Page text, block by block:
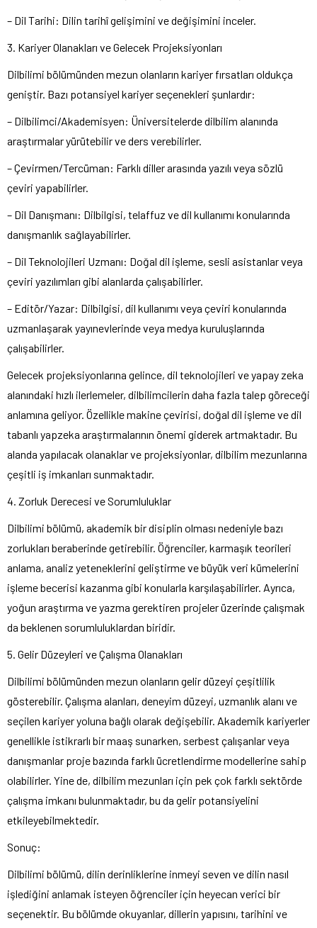
– Dil Tarihi: Dilin tarihî gelişimini ve değişimini inceler.
3. Kariyer Olanakları ve Gelecek Projeksiyonları
Dilbilimi bölümünden mezun olanların kariyer fırsatları oldukça
geniştir. Bazı potansiyel kariyer seçenekleri şunlardır:
– Dilbilimci/Akademisyen: Üniversitelerde dilbilim alanında
araştırmalar yürütebilir ve ders verebilirler.
– Çevirmen/Tercüman: Farklı diller arasında yazılı veya sözlü
çeviri yapabilirler.
– Dil Danışmanı: Dilbilgisi, telaffuz ve dil kullanımı konularında
danışmanlık sağlayabilirler.
– Dil Teknolojileri Uzmanı: Doğal dil işleme, sesli asistanlar veya
çeviri yazılımları gibi alanlarda çalışabilirler.
– Editör/Yazar: Dilbilgisi, dil kullanımı veya çeviri konularında
uzmanlaşarak yayınevlerinde veya medya kuruluşlarında
çalışabilirler.
Gelecek projeksiyonlarına gelince, dil teknolojileri ve yapay zeka
alanındaki hızlı ilerlemeler, dilbilimcilerin daha fazla talep göreceği
anlamına geliyor. Özellikle makine çevirisi, doğal dil işleme ve dil
tabanlı yapzeka araştırmalarının önemi giderek artmaktadır. Bu
alanda yapılacak olanaklar ve projeksiyonlar, dilbilim mezunlarına
çeşitli iş imkanları sunmaktadır.
4. Zorluk Derecesi ve Sorumluluklar
Dilbilimi bölümü, akademik bir disiplin olması nedeniyle bazı
zorlukları beraberinde getirebilir. Öğrenciler, karmaşık teorileri
anlama, analiz yeteneklerini geliştirme ve büyük veri kümelerini
işleme becerisi kazanma gibi konularla karşılaşabilirler. Ayrıca,
yoğun araştırma ve yazma gerektiren projeler üzerinde çalışmak
da beklenen sorumluluklardan biridir.
5. Gelir Düzeyleri ve Çalışma Olanakları
Dilbilimi bölümünden mezun olanların gelir düzeyi çeşitlilik
gösterebilir. Çalışma alanları, deneyim düzeyi, uzmanlık alanı ve
seçilen kariyer yoluna bağlı olarak değişebilir. Akademik kariyerler
genellikle istikrarlı bir maaş sunarken, serbest çalışanlar veya
danışmanlar proje bazında farklı ücretlendirme modellerine sahip
olabilirler. Yine de, dilbilim mezunları için pek çok farklı sektörde
çalışma imkanı bulunmaktadır, bu da gelir potansiyelini
etkileyebilmektedir.
Sonuç:
Dilbilimi bölümü, dilin derinliklerine inmeyi seven ve dilin nasıl
işlediğini anlamak isteyen öğrenciler için heyecan verici bir
seçenektir. Bu bölümde okuyanlar, dillerin yapısını, tarihini ve